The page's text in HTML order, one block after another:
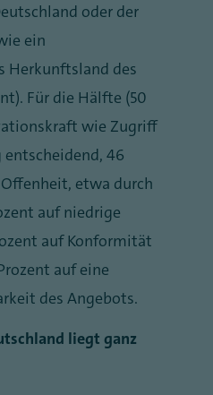
oder der
ein
Herkunftsland des
Für die Hälfte (50
wie Zugriff
entscheidend, 46
etwa durch
auf niedrige
auf Konformität
auf eine
des Angebots.
liegt ganz